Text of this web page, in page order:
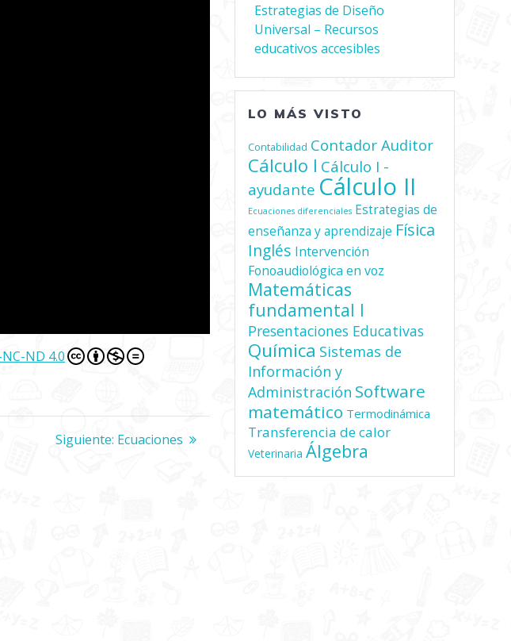
NC-ND 4.0
Siguiente: Siguiente
Ecuaciones
Estrategias de Diseño
Universal – Recursos
educativos accesibles
LO MÁS VISTO
Contabilidad Contador Auditor
Cálculo I Cálculo I -
ayudante Cálculo II
Ecuaciones diferenciales Estrategias de
enseñanza y aprendizaje Física
Inglés Intervención
Fonoaudiológica en voz
Matemáticas
fundamental I
Presentaciones Educativas
Química Sistemas de
Información y
Administración Software
matemático Termodinámica
Transferencia de calor
Veterinaria Álgebra